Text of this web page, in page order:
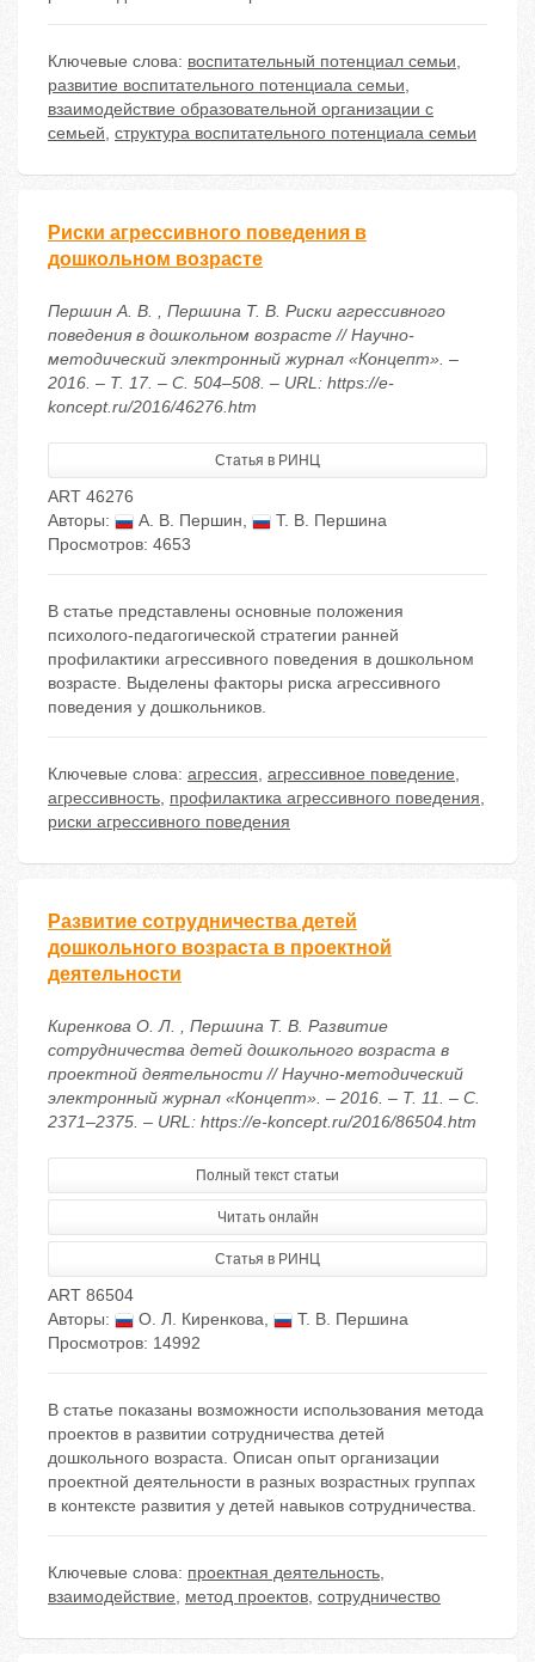
Ключевые слова: воспитательный потенциал семьи,
развитие воспитательного потенциала семьи,
взаимодействие образовательной организации с
семьей, структура воспитательного потенциала семьи
Риски агрессивного поведения в
дошкольном возрасте
Першин А. В. , Першина Т. В. Риски агрессивного
поведения в дошкольном возрасте // Научно-
методический электронный журнал «Концепт». –
2016. – Т. 17. – С. 504–508. – URL: https://e-
koncept.ru/2016/46276.htm
Статья в РИНЦ
ART 46276
Авторы:
А. В. Першин,
Т. В. Першина
Просмотров: 4653
В статье представлены основные положения
психолого-педагогической стратегии ранней
профилактики агрессивного поведения в дошкольном
возрасте. Выделены факторы риска агрессивного
поведения у дошкольников.
Ключевые слова: агрессия, агрессивное поведение,
агрессивность, профилактика агрессивного поведения,
риски агрессивного поведения
Развитие сотрудничества детей
дошкольного возраста в проектной
деятельности
Киренкова О. Л. , Першина Т. В. Развитие
сотрудничества детей дошкольного возраста в
проектной деятельности // Научно-методический
электронный журнал «Концепт». – 2016. – Т. 11. – С.
2371–2375. – URL: https://e-koncept.ru/2016/86504.htm
Полный текст статьи
Читать онлайн
Статья в РИНЦ
ART 86504
Авторы:
О. Л. Киренкова,
Т. В. Першина
Просмотров: 14992
В статье показаны возможности использования метода
проектов в развитии сотрудничества детей
дошкольного возраста. Описан опыт организации
проектной деятельности в разных возрастных группах
в контексте развития у детей навыков сотрудничества.
Ключевые слова: проектная деятельность,
взаимодействие, метод проектов, сотрудничество